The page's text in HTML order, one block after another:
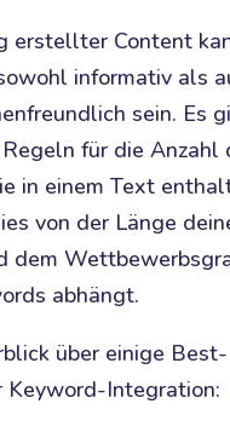
erstellter Content
informativ als
sein. Es
für die Anzahl
in einem Text
von der Länge
dem
abhängt.
über einige Best-
Keyword-Integration: